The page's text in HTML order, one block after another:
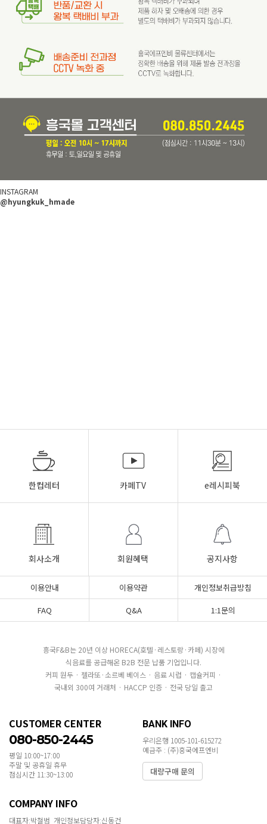
INSTAGRAM
@hyungkuk_hmade
한컵레터 카페TV e레시피북
회사소개 회원혜택 공지사항
이용안내 이용약관
개인정보취급방침
FAQ
Q&A 1:1문의
흥국F&B는 20년 이상 HORECA(호텔·레스토랑·카페) 시장에
식음료를 공급해온 B2B 전문 납품 기업입니다.
커피 원두 · 젤라또·소르베 베이스 · 음료 시럽 · 캡슐커피 ·
국내외 300여 거래처 · HACCP 인증 · 전국 당일 출고
CUSTOMER CENTER
080-850-2445
평일 10:00~17:00
주말 및 공휴일 휴무
점심시간 11:30~13:00
BANK INFO
우리은행 1005-101-615272
예금주 : (주)흥국에프엔비
대량구매 문의
COMPANY INFO
대표자:박철범 개인정보담당자:신동건